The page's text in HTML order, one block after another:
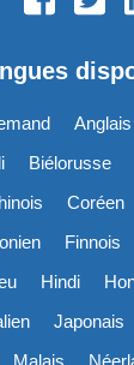
Anglais
Biélorusse
Coréen
Finnois
Hindi
Japonais
Malais